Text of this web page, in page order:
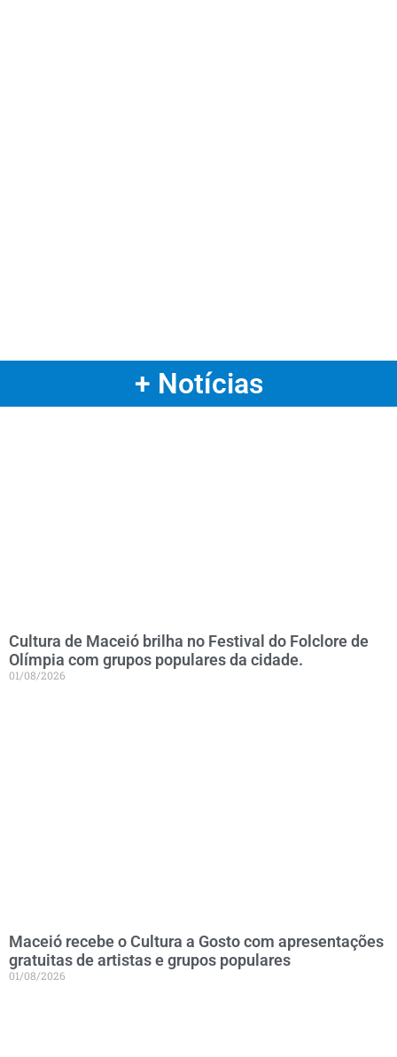
+ Notícias
Cultura de Maceió brilha no Festival do Folclore de
Olímpia com grupos populares da cidade.
01/08/2026
Maceió recebe o Cultura a Gosto com apresentações
gratuitas de artistas e grupos populares
01/08/2026